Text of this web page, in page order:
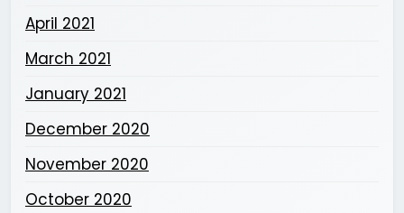
April 2021
March 2021
January 2021
December 2020
November 2020
October 2020